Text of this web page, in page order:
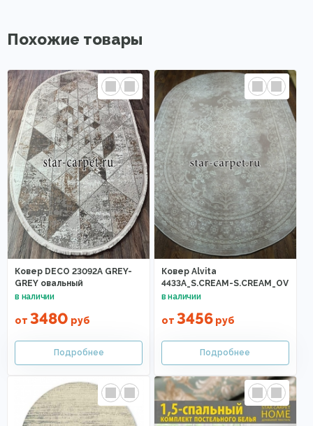
Похожие товары
Ковер DECO 23092A GREY-
GREY овальный
от 3480 руб
Ковер Alvita
4433A_S.CREAM-S.CREAM_OV
от 3456руб